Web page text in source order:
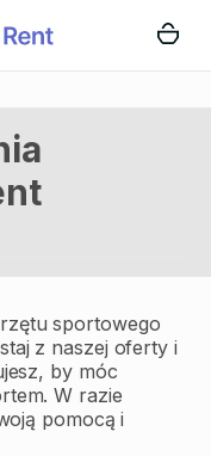
sportowego
z naszej oferty i
by móc
W razie
pomocą i